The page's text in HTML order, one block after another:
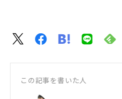
この記事を書いた人